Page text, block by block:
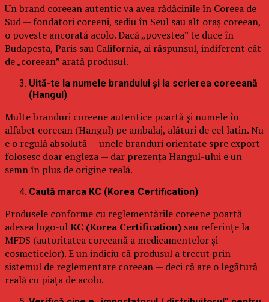
Un brand coreean autentic va avea rădăcinile în Coreea de
Sud — fondatori coreeni, sediu în Seul sau alt oraș coreean,
o poveste ancorată acolo. Dacă „povestea” te duce în
Budapesta, Paris sau California, ai răspunsul, indiferent cât
de „coreean” arată produsul.
Uită-te la numele brandului și la scrierea coreeană
(Hangul)
Multe branduri coreene autentice poartă și numele în
alfabet coreean (Hangul) pe ambalaj, alături de cel latin. Nu
e o regulă absolută — unele branduri orientate spre export
folosesc doar engleza — dar prezența Hangul-ului e un
semn în plus de origine reală.
Caută marca KC (Korea Certification)
Produsele conforme cu reglementările coreene poartă
adesea logo-ulKC (Korea Certification) sau referințe la
MFDS (autoritatea coreeană a medicamentelor și
cosmeticelor). E un indiciu că produsul a trecut prin
sistemul de reglementare coreean — deci că are o legătură
reală cu piața de acolo.